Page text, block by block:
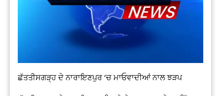
ਛੱਤਤੀਸਗੜ੍ਹ ਦੇ ਨਾਰਾਇਣਪੁਰ ‘ਚ ਮਾਓਵਾਦੀਆਂ ਨਾਲ ਝੜਪ